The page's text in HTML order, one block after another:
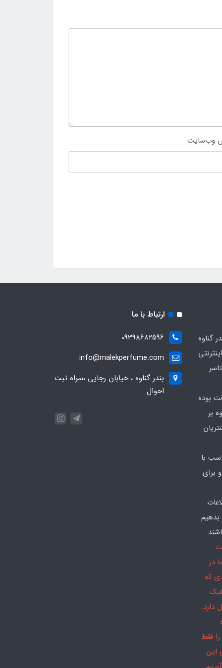
وب‌سایت
گناوه
بوده
بر
با
برای
بدهیم
در
که
دارد:
فقط
این
ارتباط با ما
09398682596
info@malekperfume.com
بندر گناوه ، خیابان رجایی ،سراه ثبت
احوال